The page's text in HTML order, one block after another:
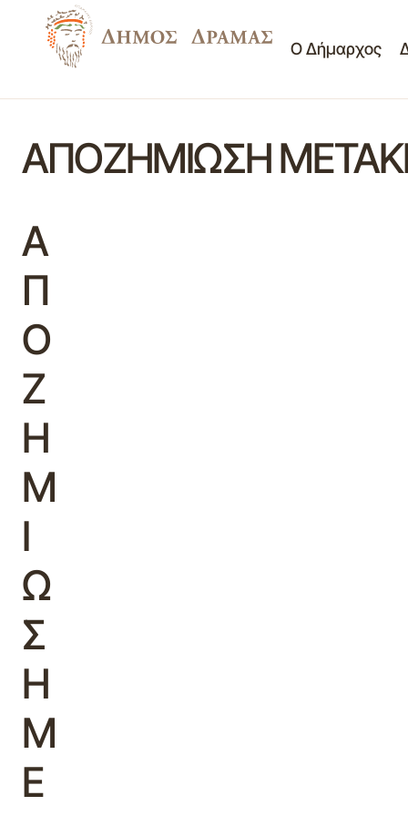
Ο Δήμαρχος
ΑΠΟΖΗΜΙΩΣΗ
Α
Π
Ο
Ζ
Η
Μ
Ι
Ω
Σ
Η
Μ
Ε